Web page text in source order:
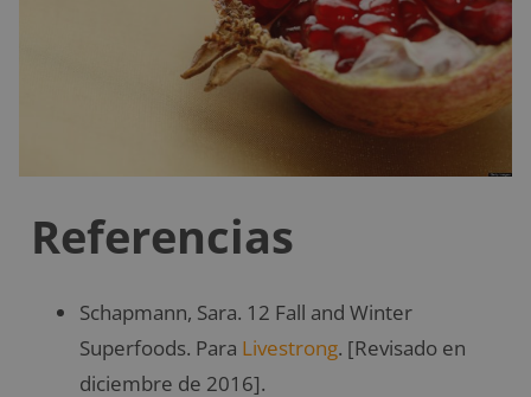
Referencias
Schapmann, Sara. 12 Fall and Winter
Superfoods. Para Livestrong. [Revisado en
diciembre de 2016].